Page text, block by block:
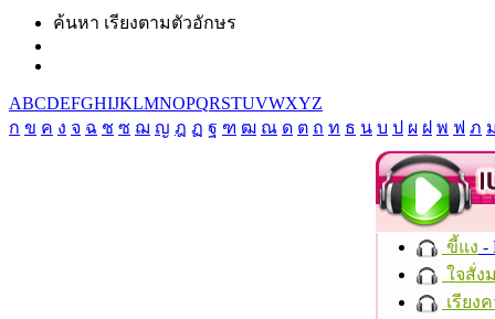
ค้นหา เรียงตามตัวอักษร
ABCDEFGHIJKLMNOPQRSTUVWXYZ
ก ข ค ง จ ฉ ช ซ ฌ ญ ฎ ฏ ฐ ฑ ฒ ณ ด ต ถ ท ธ น บ ป ผ ฝ พ ฟ ภ
ขี้แง -
ใจสั่ง
เรียง